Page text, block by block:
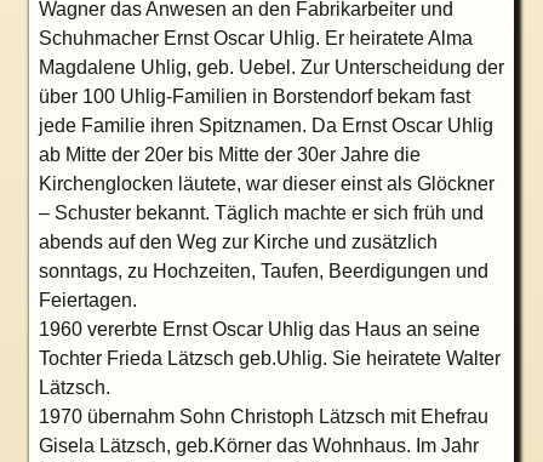
Wagner das Anwesen an den Fabrikarbeiter und
Schuhmacher Ernst Oscar Uhlig. Er heiratete Alma
Magdalene Uhlig, geb. Uebel. Zur Unterscheidung der
über 100 Uhlig-Familien in Borstendorf bekam fast
jede Familie ihren Spitznamen. Da Ernst Oscar Uhlig
ab Mitte der 20er bis Mitte der 30er Jahre die
Kirchenglocken läutete, war dieser einst als Glöckner
– Schuster bekannt. Täglich machte er sich früh und
abends auf den Weg zur Kirche und zusätzlich
sonntags, zu Hochzeiten, Taufen, Beerdigungen und
Feiertagen.
1960 vererbte Ernst Oscar Uhlig das Haus an seine
Tochter Frieda Lätzsch geb.Uhlig. Sie heiratete Walter
Lätzsch.
1970 übernahm Sohn Christoph Lätzsch mit Ehefrau
Gisela Lätzsch, geb.Körner das Wohnhaus. Im Jahr